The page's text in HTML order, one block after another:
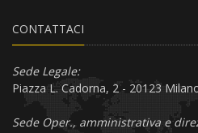
CONTATTACI
Sede Legale:
Piazza L. Cadorna, 2 - 20123
Sede Oper., amministrativa e